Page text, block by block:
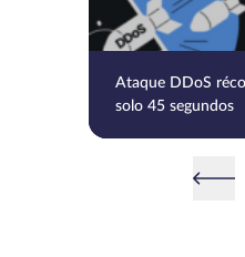
Ataque DDoS
solo 45 segundos